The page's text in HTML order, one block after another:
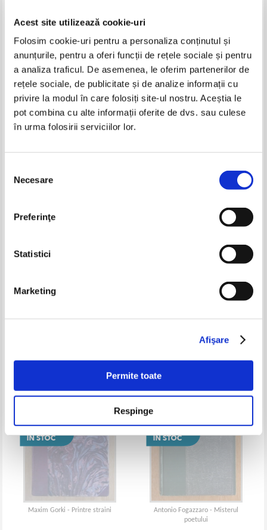
Acest site utilizează cookie-uri
Folosim cookie-uri pentru a personaliza conținutul și
anunțurile, pentru a oferi funcții de rețele sociale și pentru
a analiza traficul. De asemenea, le oferim partenerilor de
rețele sociale, de publicitate și de analize informații cu
privire la modul în care folosiți site-ul nostru. Aceștia le
pot combina cu alte informații oferite de dvs. sau culese
în urma folosirii serviciilor lor.
consimțământului
Necesare
Preferinţe
Statistici
Marketing
Afişare
Permite toate
Respinge
Doctor Ygrec - O filosofie, o
M. Vilensky - Interventia
eterna
Maxim Gorki - Printre straini
Antonio Fogazzaro - Misterul
poetului